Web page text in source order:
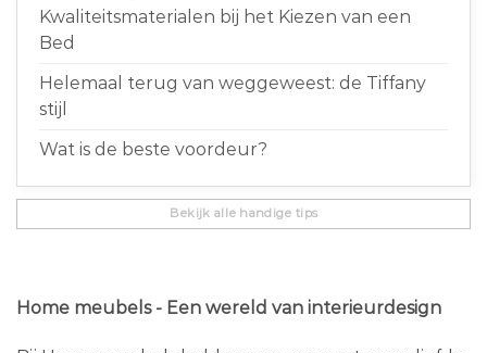
Kwaliteitsmaterialen bij het Kiezen van een
Bed
Helemaal terug van weggeweest: de Tiffany
stijl
Wat is de beste voordeur?
Bekijk alle handige tips
Home meubels - Een wereld van interieurdesign